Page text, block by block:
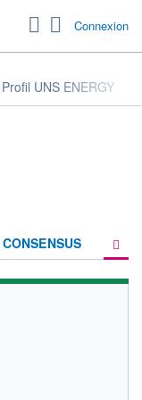
Connexion
Profil UNS ENERGY
CONSENSUS